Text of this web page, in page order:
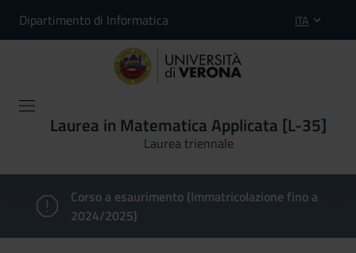
Dipartimento di Informatica ITA
Laurea in Matematica Applicata [L-35]
Laurea triennale
Corso a esaurimento (Immatricolazione fino a
2024/2025)